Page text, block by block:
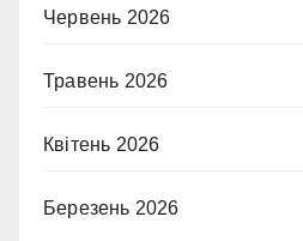
Червень 2026
Травень 2026
Квітень 2026
Березень 2026